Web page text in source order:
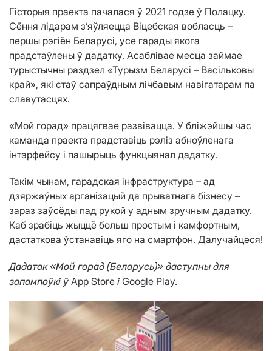
Гісторыя праекта пачалася ў 2021 годзе ў Полацку.
Сёння лідарам з’яўляецца Віцебская вобласць –
першы рэгіён Беларусі, усе гарады якога
прадстаўлены ў дадатку. Асаблівае месца займае
турыстычны раздзел «Турызм Беларусі – Васільковы
край», які стаў сапраўдным лічбавым навігатарам па
славутасцях.
«Мой горад» працягвае развівацца. У бліжэйшы час
каманда праекта прадставіць рэліз абноўленага
інтэрфейсу і пашырыць функцыянал дадатку.
Такім чынам, гарадская інфраструктура – ад
дзяржаўных арганізацый да прыватнага бізнесу –
зараз заўсёды пад рукой у адным зручным дадатку.
Каб зрабіць жыццё больш простым і камфортным,
дастаткова ўстанавіць яго на смартфон. Далучайцеся!
Дадатак «Мой горад (Беларусь)» даступны для
запампоўкі ў App Store і Google Play.